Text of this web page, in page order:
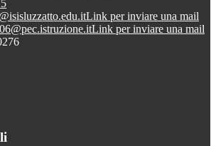
Link per inviare una mail
Link per inviare una mail